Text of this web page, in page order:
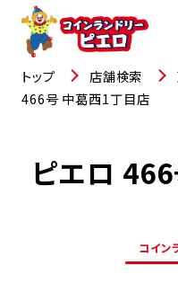
トップ 店舗検索
466号 中葛西1丁目店
ピエロ
コイン